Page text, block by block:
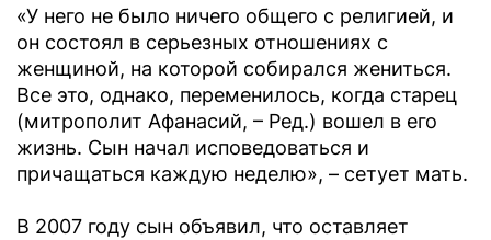
«У него не было ничего общего с религией, и
он состоял в серьезных отношениях с
женщиной, на которой собирался жениться.
Все это, однако, переменилось, когда старец
(митрополит Афанасий, – Ред.) вошел в его
жизнь. Сын начал исповедоваться и
причащаться каждую неделю», – сетует мать.
В 2007 году сын объявил, что оставляет